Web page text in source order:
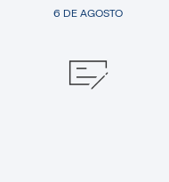
6 DE AGOSTO